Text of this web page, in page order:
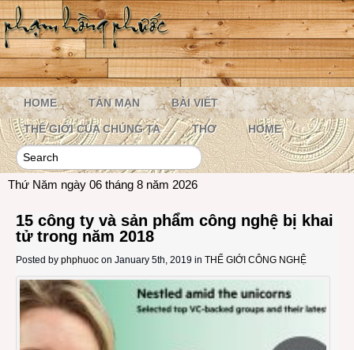
HOME TẢN MẠN BÀI VIẾT
THẾ GIỚI CỦA CHÚNG TA THƠ HOME
Thứ Năm ngày 06 tháng 8 năm 2026
15 công ty và sản phẩm công nghệ bị khai
tử trong năm 2018
Posted by phphuoc on January 5th, 2019 in THẾ GIỚI CÔNG NGHỆ